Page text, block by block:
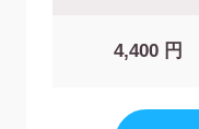
4,400 円